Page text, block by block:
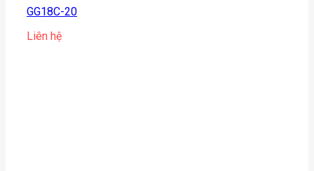
GG18C-20
Liên hệ